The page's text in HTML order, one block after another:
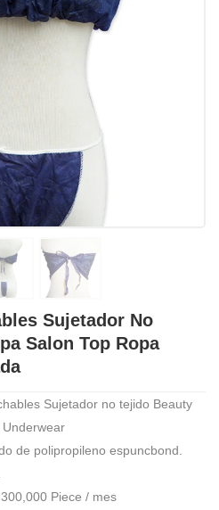
Sujetador No
Salon Top Ropa
Sujetador no tejido Beauty
de polipropileno espuncbond.
Piece / mes